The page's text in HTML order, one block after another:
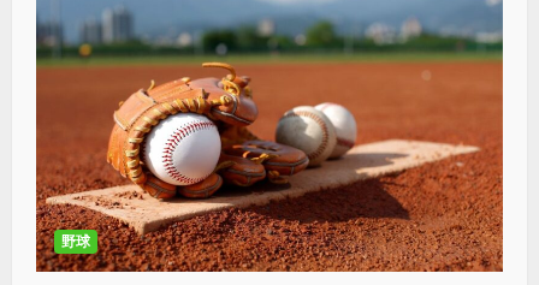
野球